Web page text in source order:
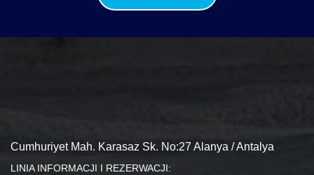
Cumhuriyet Mah. Karasaz Sk. No:27 Alanya / Antalya
LINIA INFORMACJI I REZERWACJI: